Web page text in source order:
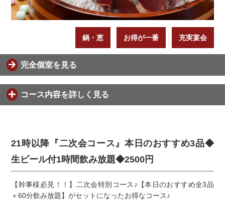
鍋・恵 お得が一番 充実宴会
完全個室を見る
コース内容を詳しく見る
21時以降『二次会コース』本日のおすすめ3品◆
生ビール付1時間飲み放題◆2500円
【幹事様必見！！】二次会特別コース♪【本日のおすすめ全3品
＋60分飲み放題】がセットになったお得なコース♪